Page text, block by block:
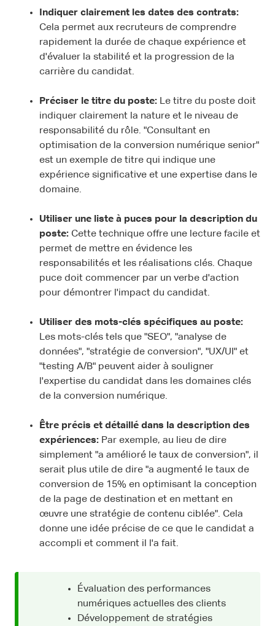
Indiquer clairement les dates des contrats:
Cela permet aux recruteurs de comprendre
rapidement la durée de chaque expérience et
d'évaluer la stabilité et la progression de la
carrière du candidat.
Préciser le titre du poste: Le titre du poste doit
indiquer clairement la nature et le niveau de
responsabilité du rôle. "Consultant en
optimisation de la conversion numérique senior"
est un exemple de titre qui indique une
expérience significative et une expertise dans le
domaine.
Utiliser une liste à puces pour la description du
poste: Cette technique offre une lecture facile et
permet de mettre en évidence les
responsabilités et les réalisations clés. Chaque
puce doit commencer par un verbe d'action
pour démontrer l'impact du candidat.
Utiliser des mots-clés spécifiques au poste:
Les mots-clés tels que "SEO", "analyse de
données", "stratégie de conversion", "UX/UI" et
"testing A/B" peuvent aider à souligner
l'expertise du candidat dans les domaines clés
de la conversion numérique.
Être précis et détaillé dans la description des
expériences: Par exemple, au lieu de dire
simplement "a amélioré le taux de conversion", il
serait plus utile de dire "a augmenté le taux de
conversion de 15% en optimisant la conception
de la page de destination et en mettant en
œuvre une stratégie de contenu ciblée". Cela
donne une idée précise de ce que le candidat a
accompli et comment il l'a fait.
Évaluation des performances
numériques actuelles des clients
Développement de stratégies